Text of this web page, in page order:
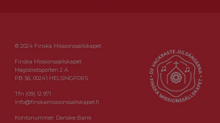
© 2024 Finska Missionssällskapet
Finska Missionssällskapet
Magistratsporten 2 A
PB 56, 00241 HELSINGFORS
Tfn (09) 12 971
info@finskamissionssallskapet.fi
Kontonummer: Danske Bank